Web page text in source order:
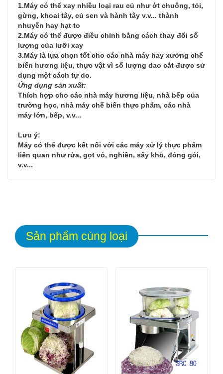
1.Máy có thể xay nhiều loại rau củ như ớt chuông, tỏi,
gừng, khoai tây, củ sen và hành tây v.v... thành
nhuyễn hay hạt to
2.Máy có thể được điều chỉnh bằng cách thay đổi số
lượng của lưỡi xay
3.Máy là lựa chọn tốt cho các nhà máy hay xưởng chế
biến hương liệu, thực vật vì số lượng dao cắt được sử
dụng một cách tự do.
Ứng dụng sản xuất:
Thích hợp cho các nhà máy hương liệu, nhà bếp của
trường học, nhà máy chế biến thực phẩm, các nhà
máy lớn, bếp, v.v...
Lưu ý:
Máy có thể được kết nối với các máy xử lý thực phẩm
liên quan như rửa, gọt vỏ, nghiền, sấy khô, đóng gói,
v.v...
Sản phẩm cùng loại